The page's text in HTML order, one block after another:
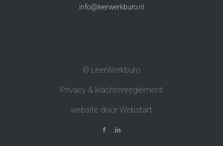
info@leerwerkburo.nl
© LeerWerkburo
Privacy & klachtenreglement
website door Webstart